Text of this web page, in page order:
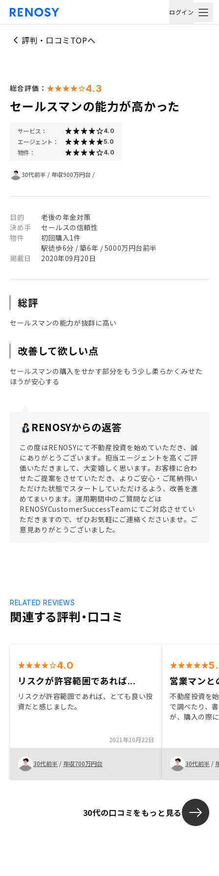
ログイン
評判・口コミTOPへ
総合評価： 4.3
セールスマンの能力が高かった
サービス： 4.0
エージェント： 5.0
物件： 4.0
30代前半 / 年収900万円台 /
目的
老後の年金対策
決め手
セールスの信頼性
物件
初回購入1件
駅徒歩6分 / 築6年 / 5000万円台前半
掲載日
2020年09月20日
総評
セールスマンの能力が抜群に高い
改善して欲しい点
セールスマンの購入をせかす部分をもう少し柔らかくみせた
ほうが安心する
RENOSYからの返答
この度はRENOSYにて不動産投資を始めていただき、誠
にありがとうございます。担当エージェントを高くご評
価いただきまして、大変嬉しく思います。お客様に合わ
せたご提案をさせていただき、よりご安心・ご尾納得い
ただけた状態でスタートしていただけるよう、改善を進
めてまいります。運用期間中のご質問などは
RENOSYCustomerSuccessTeamにてご対応させてい
ただきますので、ぜひお気軽にご連絡くださいませ。ご
意見ありがとうございました。
関連する評判・口コミ
RELATED REVIEWS
4.0
リスクが許容範囲であれば...
リスクが許容範囲であれば、とても良い投
資だと感じました。
2021年10月22日
30代前半 / 年収700万円台
営業マンと
不動産投資を
で調べたり、
が、購入の際
の方の説明が
為、今般購入
ルリスクミド
し、特にリス
はなく、新築
いか
30代前半 /
30代の口コミをもっと見る